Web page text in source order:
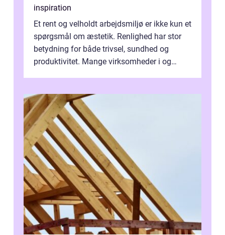
inspiration
Et rent og velholdt arbejdsmiljø er ikke kun et
spørgsmål om æstetik. Renlighed har stor
betydning for både trivsel, sundhed og
produktivitet. Mange virksomheder i og